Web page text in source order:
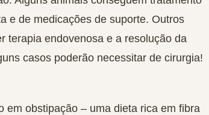
e de medicações de suporte. Outros
terapia endovenosa e a resolução da
casos poderão necessitar de cirurgia!
em obstipação – uma dieta rica em fibra